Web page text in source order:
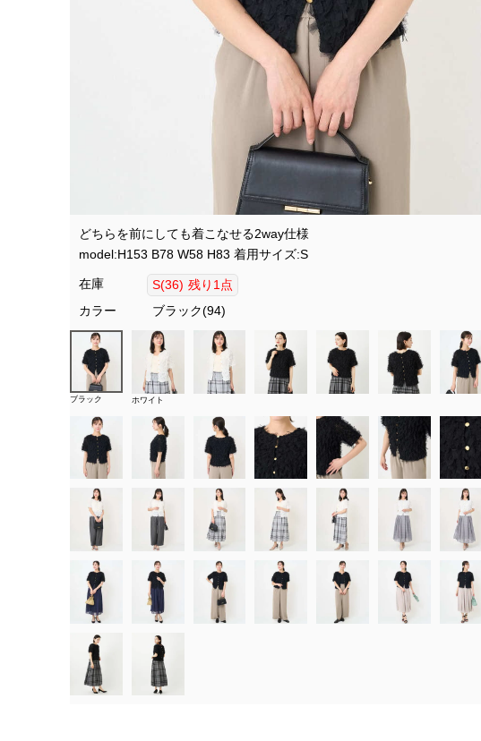
どちらを前にしても着こなせる2way仕様
model:H153 B78 W58 H83 着用サイズ:S
在庫 S(36) 残り1点
カラー
ブラック(94)
ブラック ホワイト